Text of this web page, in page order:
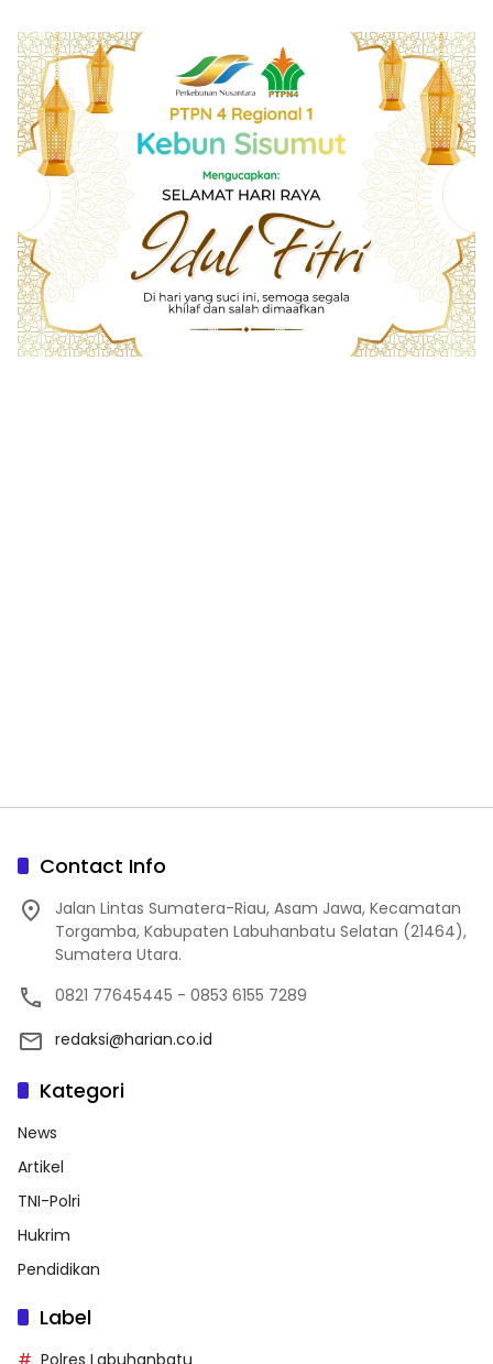
Contact Info
Jalan Lintas Sumatera-Riau, Asam Jawa, Kecamatan
Torgamba, Kabupaten Labuhanbatu Selatan (21464),
Sumatera Utara.
0821 77645445 - 0853 6155 7289
redaksi@harian.co.id
Kategori
News
Artikel
TNI-Polri
Hukrim
Pendidikan
Label
Polres Labuhanbatu